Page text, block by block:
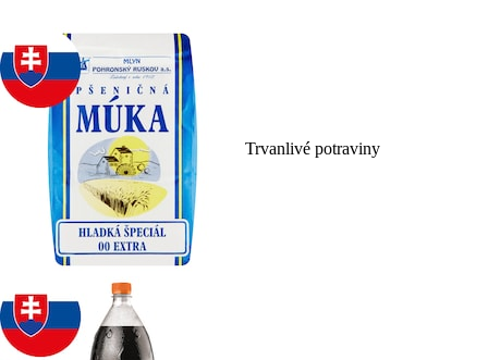
Trvanlivé potraviny